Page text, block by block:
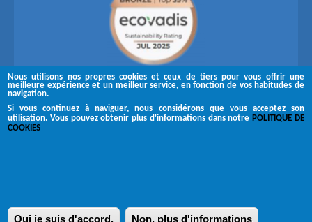
Nous utilisons nos propres cookies et ceux de tiers pour vous offrir une
meilleure expérience et un meilleur service, en fonction de vos habitudes de
navigation.
Si vous continuez à naviguer, nous considérons que vous acceptez son
utilisation. Vous pouvez obtenir plus d'informations dans notre POLITIQUE DE
COOKIES
Oui je suis d'accord. Non, plus d'informations
Suivez-nous sur